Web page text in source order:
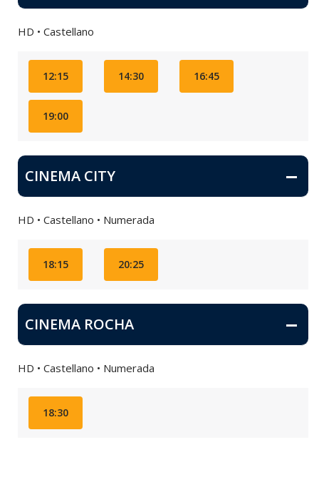
HD • Castellano
12:15 14:30 16:45
19:00
CINEMA CITY
HD • Castellano • Numerada
18:15 20:25
CINEMA ROCHA
HD • Castellano • Numerada
18:30